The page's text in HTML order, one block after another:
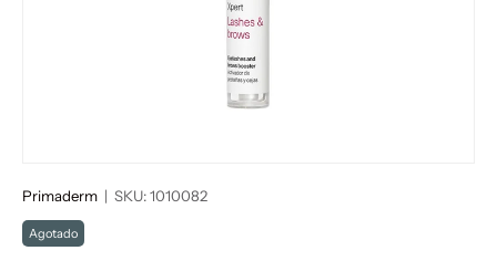
Primaderm | SKU:1010082
Agotado